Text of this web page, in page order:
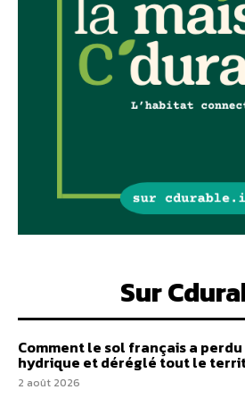
Sur
Comment le sol français a
hydrique et déréglé tout le
2 août 2026